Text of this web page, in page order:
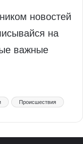
новостей
на
важные
Происшествия